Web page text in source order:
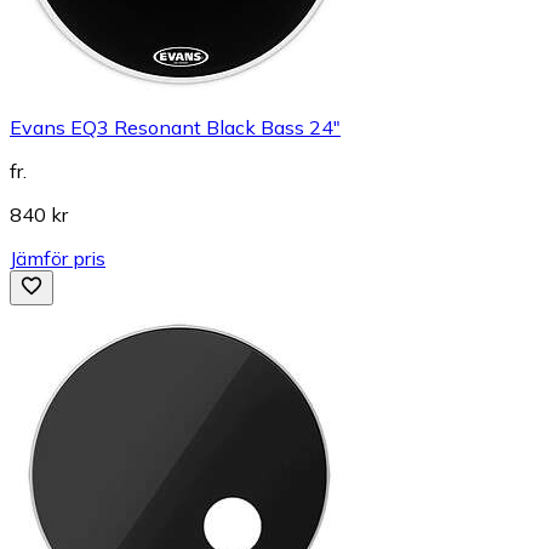
Evans EQ3 Resonant Black Bass 24"
fr.
840 kr
Jämför pris